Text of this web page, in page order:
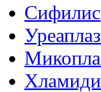
Сифилис